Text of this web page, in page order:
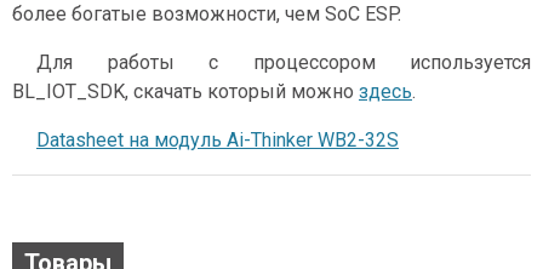
более богатые возможности, чем SoC ESP.
Для работы с процессором используется
BL_IOT_SDK, скачать который можно здесь.
Datasheet на модуль Ai-Thinker WB2-32S
Товары